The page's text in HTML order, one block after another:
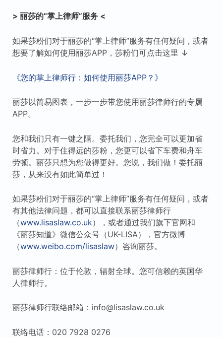
> 丽莎的“掌上律师”服务 <
如果莎粉们对于丽莎的“掌上律师”服务有任何疑问，或者
想要了解如何使用丽莎APP，莎粉们可点击这里 ↓
《您的掌上律师行：如何使用丽莎APP？》
丽莎以简易图表，一步一步带您使用丽莎律师行的专属
APP。
您和我们只有一键之隔。委托我们，您完全可以更加省
时省力。对于住得远的莎粉，您更可以省下车费和舟车
劳顿。丽莎只想为您做得更好。您说，我们做！委托丽
莎，从来没有如此简单过！
如果莎粉们对于丽莎的“掌上律师”服务有任何疑问，或者
有其他法律问题，都可以直接联系丽莎律师行
（www.lisaslaw.co.uk），或者通过我们旗下官网和
《丽莎知道》微信公众号（UK-LISA），官方微博
（www.weibo.com/lisaslaw）咨询丽莎。
丽莎律师行：位于伦敦，辐射全球。您可信赖的英国华
人律师行。
丽莎律师行联络邮箱：info@lisaslaw.co.uk
联络电话：020 7928 0276